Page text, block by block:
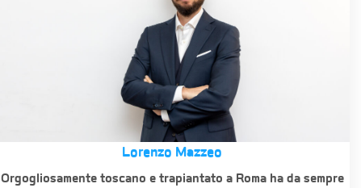
Lorenzo Mazzeo
Orgogliosamente toscano e trapiantato a Roma ha da sempre